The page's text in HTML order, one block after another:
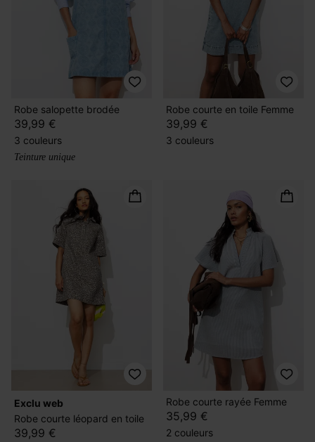
Robe salopette brodée
39,99 €
3 couleurs
Teinture unique
Robe courte en toile Femme
39,99 €
3 couleurs
exclu web
Robe courte léopard en toile
39,99 €
Robe courte rayée Femme
35,99 €
2 couleurs